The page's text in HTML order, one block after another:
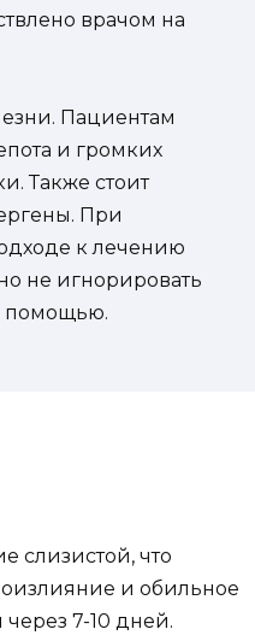
врачом на
Пациентам
и громких
Также стоит
При
к лечению
не игнорировать
помощью.
слизистой, что
и обильное
7-10 дней.